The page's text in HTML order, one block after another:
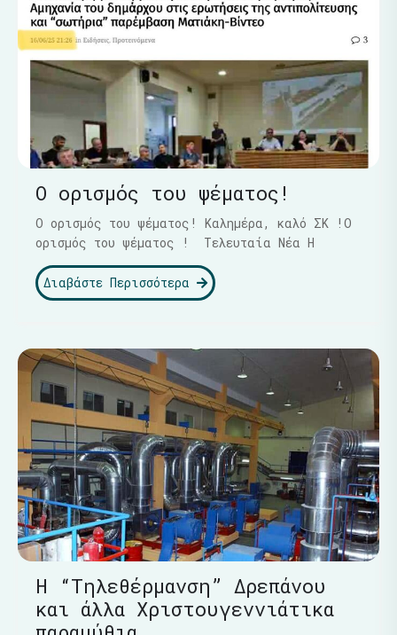
Ο ορισμός του ψέματος!
Ο ορισμός του ψέματος! Καλημέρα, καλό ΣΚ !Ο
ορισμός του ψέματος ! Τελευταία Νέα Η
Διαβάστε Περισσότερα
Η “Τηλεθέρμανση” Δρεπάνου
και άλλα Χριστουγεννιάτικα